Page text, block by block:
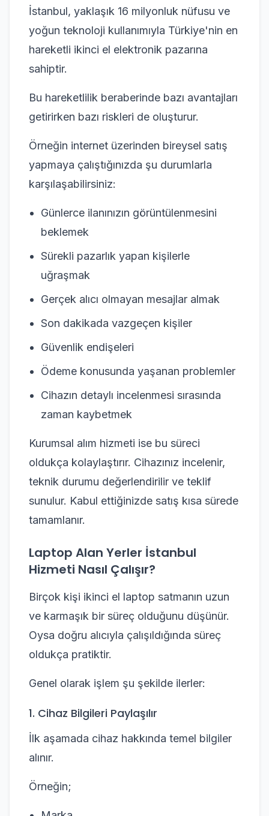
İstanbul, yaklaşık 16 milyonluk nüfusu ve
yoğun teknoloji kullanımıyla Türkiye'nin en
hareketli ikinci el elektronik pazarına
sahiptir.
Bu hareketlilik beraberinde bazı avantajları
getirirken bazı riskleri de oluşturur.
Örneğin internet üzerinden bireysel satış
yapmaya çalıştığınızda şu durumlarla
karşılaşabilirsiniz:
Günlerce ilanınızın görüntülenmesini
beklemek
Sürekli pazarlık yapan kişilerle
uğraşmak
Gerçek alıcı olmayan mesajlar almak
Son dakikada vazgeçen kişiler
Güvenlik endişeleri
Ödeme konusunda yaşanan problemler
Cihazın detaylı incelenmesi sırasında
zaman kaybetmek
Kurumsal alım hizmeti ise bu süreci
oldukça kolaylaştırır. Cihazınız incelenir,
teknik durumu değerlendirilir ve teklif
sunulur. Kabul ettiğinizde satış kısa sürede
tamamlanır.
Laptop Alan Yerler İstanbul
Hizmeti Nasıl Çalışır?
Birçok kişi ikinci el laptop satmanın uzun
ve karmaşık bir süreç olduğunu düşünür.
Oysa doğru alıcıyla çalışıldığında süreç
oldukça pratiktir.
Genel olarak işlem şu şekilde ilerler:
1. Cihaz Bilgileri Paylaşılır
İlk aşamada cihaz hakkında temel bilgiler
alınır.
Örneğin;